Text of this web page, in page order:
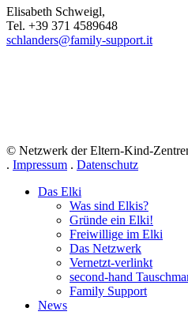
Elisabeth Schweigl,
Tel. +39 371 4589648
schlanders@family-support.it
© Netzwerk der Eltern-Kind-
. Impressum . Datenschutz
Das Elki
Was sind Elkis?
Gründe ein Elki!
Freiwillige im Elki
Das Netzwerk
Vernetzt-verlinkt
second-hand
Family Support
News